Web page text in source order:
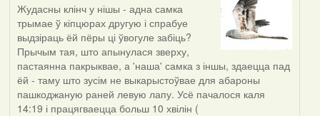
Жудасны клінч у нішы - адна самка
трымае ў кіпцюрах другую і спрабуе
выдзіраць ёй пёры ці ўвогуле забіць?
Прычым тая, што апынулася зверху,
пастаянна пакрыквае, а 'наша' самка з іншы, здаецца пад
ёй - таму што зусім не выкарыстоўвае для абароны
пашкоджаную раней левую лапу. Усё пачалося каля
14:19 і працягваецца больш 10 хвілін (